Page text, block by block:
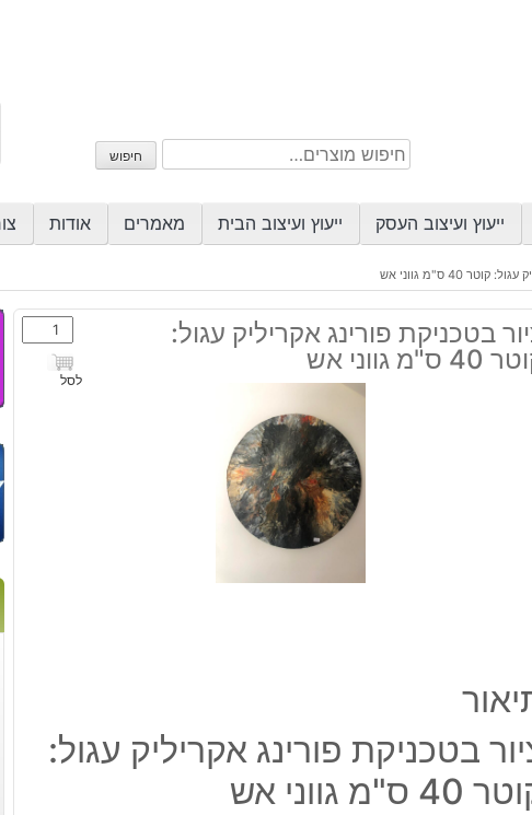
חיפוש
עבור:
חיפוש
ייעוץ ועיצוב העסק ייעוץ ועיצוב הבית מאמרים אודות
40 ס"מ גווני אש
בטכניקת פורינג אקריליק עגול:
ס"מ גווני אש
כמות
של
ציור
לסל
בטכניקת פורינג אקריליק עגול:
ס"מ גווני אש